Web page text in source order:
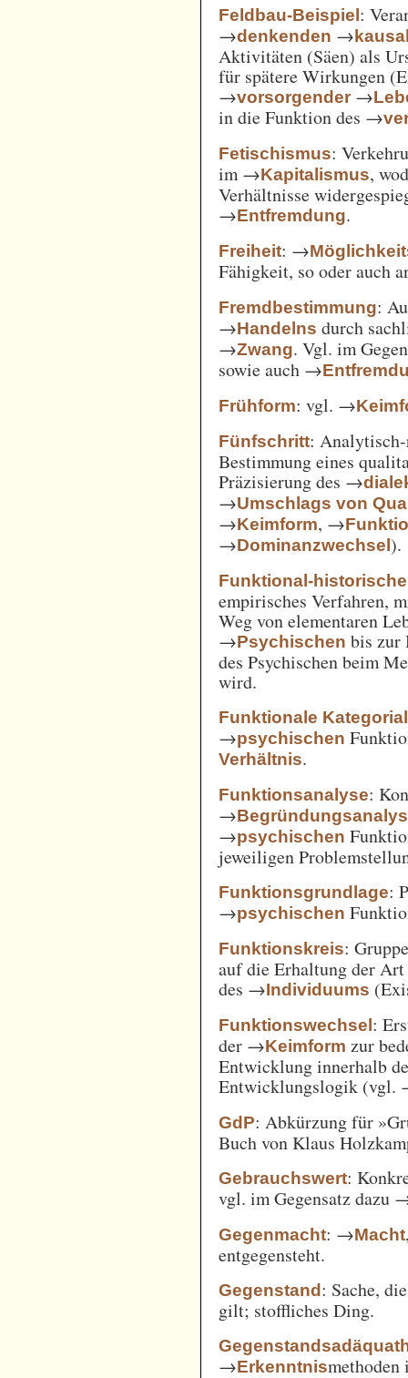
Feldbau-Beispiel:
→denkenden →
Aktivitäten (Säen) als
für spätere Wirkungen
→vorsorgender →
in die Funktion des →
Fetischismus:
im →Kapitalismus,
Verhältnisse
→Entfremdung.
Freiheit: →
Fähigkeit, so oder auch
Fremdbestimmung:
→Handelns durch
→Zwang. Vgl. im
sowie auch →
Frühform: vgl. →
Fünfschritt:
Bestimmung eines
Präzisierung des →
→Umschlags von
→Keimform, →
→Dominanzwechsel).
Funktional-
empirisches Verfahren,
Weg von elementaren
→Psychischen bis zur
des Psychischen beim
wird.
Funktionale
→psychischen
Verhältnis.
Funktionsanalyse:
→
→psychischen
jeweiligen
Funktionsgrundlage:
→psychischen
Funktionskreis:
auf die Erhaltung der
des →Individuums
Funktionswechsel:
der →Keimform zur
Entwicklung innerhalb
Entwicklungslogik
GdP: Abkürzung für
Buch von Klaus
Gebrauchswert:
vgl. im Gegensatz dazu
Gegenmacht: →Macht
entgegensteht.
Gegenstand: Sache,
gilt; stoffliches Ding.
→Erkenntnismethoden